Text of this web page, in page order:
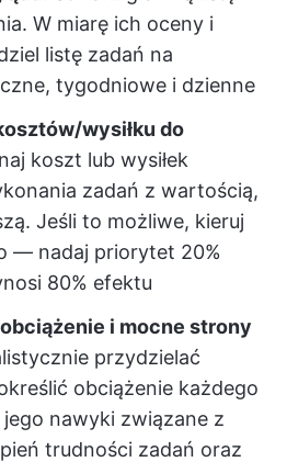
W miarę ich oceny i
listę zadań na
tygodniowe i dzienne
wysiłku do
koszt lub wysiłek
zadań z wartością,
Jeśli to możliwe, kieruj
— nadaj priorytet 20%
80% efektu
i mocne strony
przydzielać
obciążenie każdego
jego nawyki związane z
trudności zadań oraz